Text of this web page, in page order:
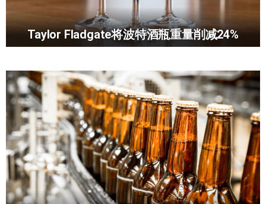
Taylor Fladgate将波特酒瓶重量削减24%